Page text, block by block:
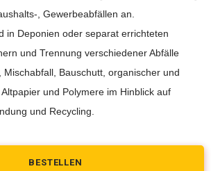
, Gewerbeabfällen an.
in Deponien oder separat errichteten
und Trennung verschiedener Abfälle
Mischabfall, Bauschutt, organischer und
und Polymere im Hinblick auf
und Recycling.
BESTELLEN